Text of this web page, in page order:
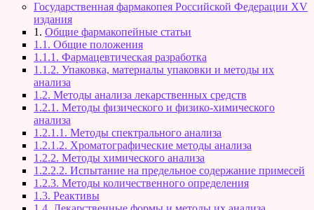
Государственная фармакопея Российской Федерации XV
издания
1. Общие фармакопейные статьи
1.1. Общие положения
1.1.1. Фармацевтическая разработка
1.1.2. Упаковка, материалы упаковки и методы их
анализа
1.2. Методы анализа лекарственных средств
1.2.1. Методы физического и физико-химического
анализа
1.2.1.1. Методы спектрального анализа
1.2.1.2. Хроматографические методы анализа
1.2.2. Методы химического анализа
1.2.2.2. Испытание на предельное содержание примесей
1.2.3. Методы количественного определения
1.3. Реактивы